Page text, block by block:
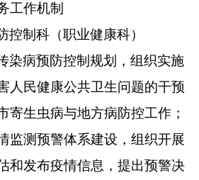
工作机制
控制科（职业健康科）
染病预防控制规划，组织实施
人民健康公共卫生问题的干预
寄生虫病与地方病防控工作；
监测预警体系建设，组织开展
和发布疫情信息，提出预警决